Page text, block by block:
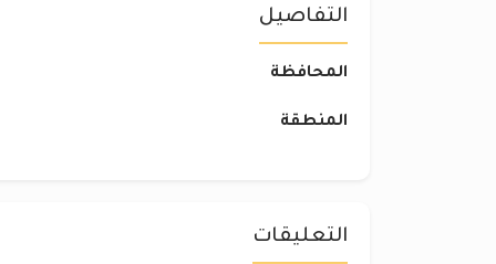
التفاصيل
المحافظة
المنطقة
التعليقات